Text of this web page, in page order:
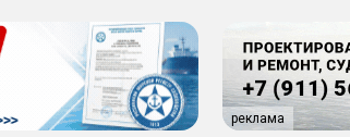
реклама